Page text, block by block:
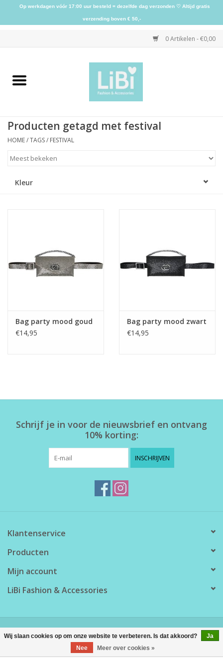
0 Artikelen - €0,00
Home
Schoenen
Producten getagd met festival
HOME/TAGS/ FESTIVAL
Kleur
Bag party mood goud
€14,95
Bag party mood zwart
€14,95
Schrijf je in voor de nieuwsbrief en ontvang
10% korting:
INSCHRIJVEN
Klantenservice
Producten
Mijn account
LiBi Fashion & Accessories
Lightspeed
Wij slaan cookies op om onze website te verbeteren. Is dat akkoord?
Ja
Nee
Meer over cookies »
Op werkdagen vóór 17:00 uur besteld = dezelfde dag verzonden ♡ Altijd gratis
verzending boven € 50,-